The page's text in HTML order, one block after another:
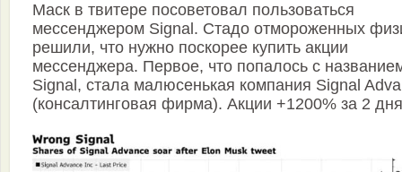
Маск в твитере посоветовал пользоваться
мессенджером Signal. Стадо отмороженных
решили, что нужно поскорее купить акции
мессенджера. Первое, что попалось с
Signal, стала малюсенькая компания Signal
(консалтинговая фирма). Акции +1200% за 2